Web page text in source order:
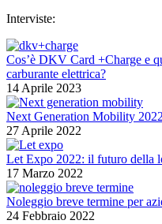
Interviste:
Cos’è DKV Card +Charge e
carburante elettrica?
14 Aprile 2023
Next Generation Mobility
27 Aprile 2022
Let Expo 2022: il futuro della
17 Marzo 2022
Noleggio breve termine per
24 Febbraio 2022